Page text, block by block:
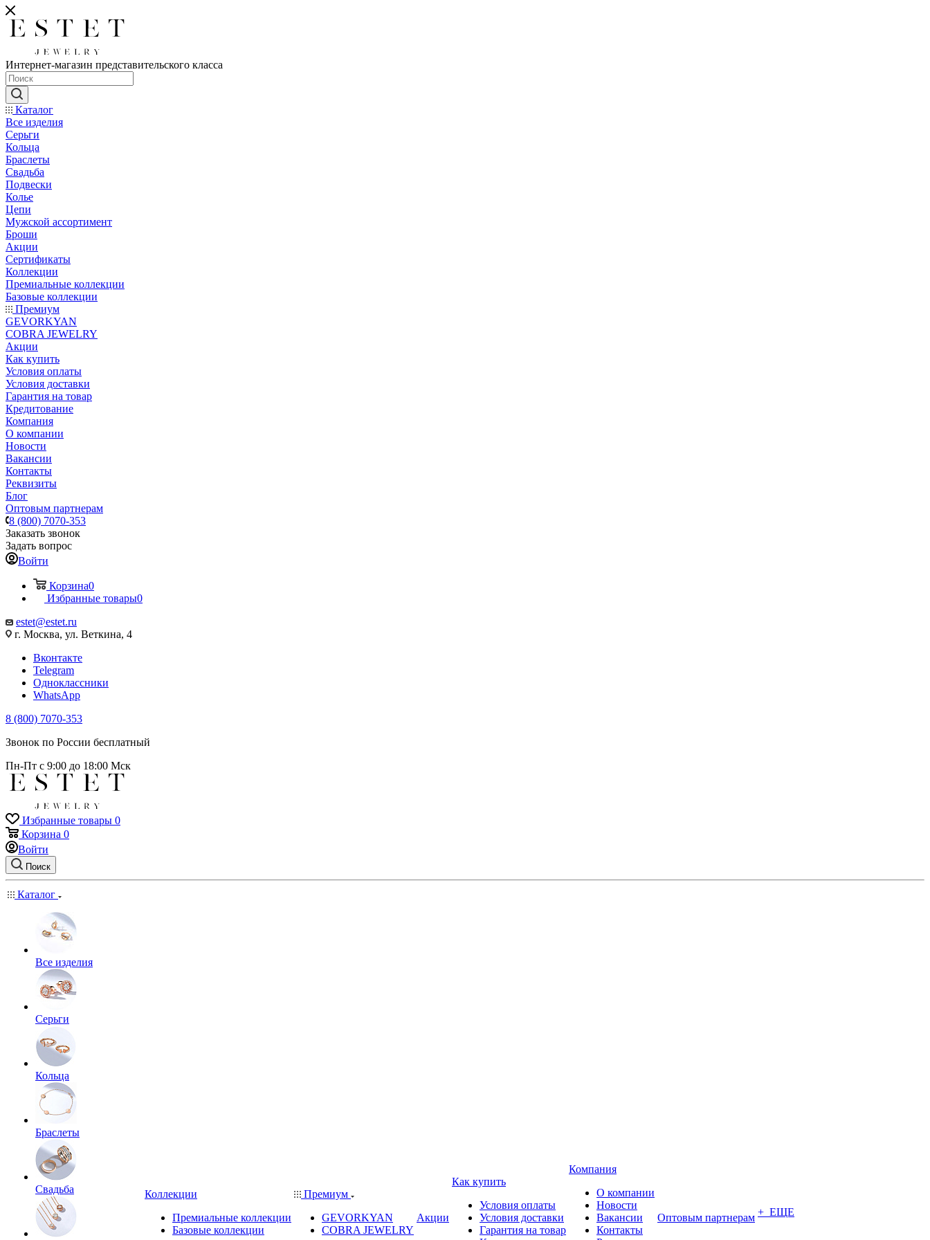
Интернет-магазин представительского класса
Каталог
Все изделия
Серьги
Кольца
Браслеты
Свадьба
Подвески
Колье
Цепи
Мужской ассортимент
Броши
Акции
Сертификаты
Коллекции
Премиальные коллекции
Базовые коллекции
Премиум
GEVORKYAN
COBRA JEWELRY
Акции
Как купить
Условия оплаты
Условия доставки
Гарантия на товар
Кредитование
Компания
О компании
Новости
Вакансии
Контакты
Реквизиты
Блог
Оптовым партнерам
8 (800) 7070-353
Заказать звонок
Задать вопрос
Войти
Корзина0
Избранные товары0
estet@estet.ru
г. Москва, ул. Веткина, 4
Вконтакте
Telegram
Одноклассники
WhatsApp
8 (800) 7070-353
Звонок по России бесплатный
Пн-Пт с 9:00 до 18:00 Мск
Избранные товары 0
Корзина 0
Войти
Поиск
Каталог
Все изделия
Серьги
Кольца
Браслеты
Свадьба
Коллекции
Премиальные коллекции
Базовые коллекции
Премиум
GEVORKYAN
COBRA JEWELRY
Акции
Как купить
Условия оплаты
Условия доставки
Гарантия на товар
Компания
О компании
Новости
Вакансии
Контакты
Оптовым партнерам + ЕЩЕ